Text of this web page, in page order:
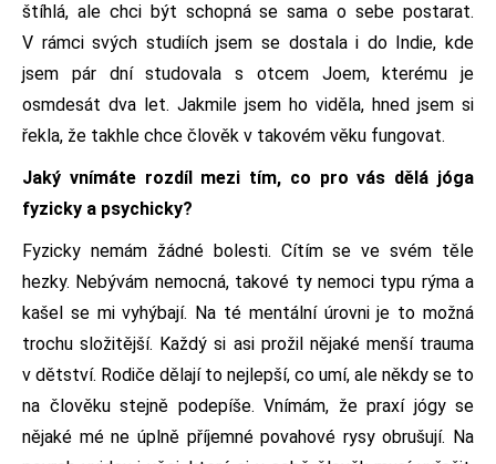
štíhlá, ale chci být schopná se sama o sebe postarat.
V rámci svých studiích jsem se dostala i do Indie, kde
jsem pár dní studovala s otcem Joem, kterému je
osmdesát dva let. Jakmile jsem ho viděla, hned jsem si
řekla, že takhle chce člověk v takovém věku fungovat.
Jaký vnímáte rozdíl mezi tím, co pro vás dělá jóga
fyzicky a psychicky?
Fyzicky nemám žádné bolesti. Cítím se ve svém těle
hezky. Nebývám nemocná, takové ty nemoci typu rýma a
kašel se mi vyhýbají. Na té mentální úrovni je to možná
trochu složitější. Každý si asi prožil nějaké menší trauma
v dětství. Rodiče dělají to nejlepší, co umí, ale někdy se to
na člověku stejně podepíše. Vnímám, že praxí jógy se
nějaké mé ne úplně příjemné povahové rysy obrušují. Na